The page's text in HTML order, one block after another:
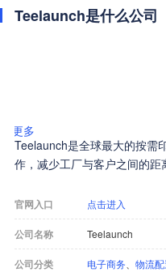
Teelaunch是什么公司
更多
Teelaunch是全球最大的按需
作，减少工厂与客户之间的距
官网入口 点击进入
公司名称 Teelaunch
公司分类 电子商务 物流配